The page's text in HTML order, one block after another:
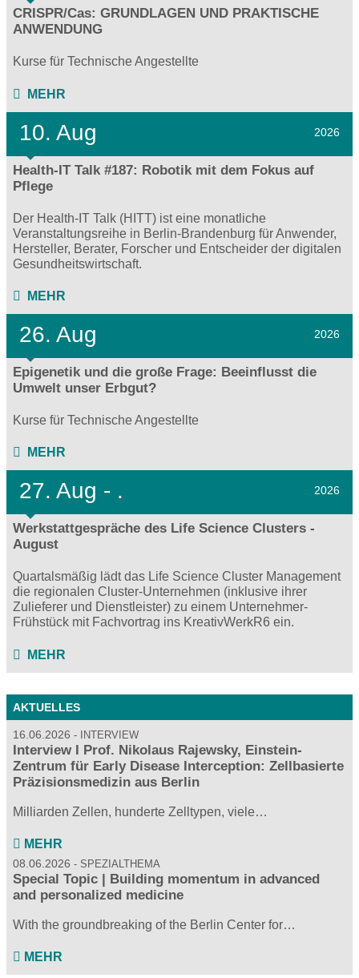
CRISPR/Cas: GRUNDLAGEN UND PRAKTISCHE
ANWENDUNG
Kurse für Technische Angestellte
MEHR
10. Aug 2026
Health-IT Talk #187: Robotik mit dem Fokus auf
Pflege
Der Health-IT Talk (HITT) ist eine monatliche
Veranstaltungsreihe in Berlin-Brandenburg für Anwender,
Hersteller, Berater, Forscher und Entscheider der digitalen
Gesundheitswirtschaft.
MEHR
26. Aug 2026
Epigenetik und die große Frage: Beeinflusst die
Umwelt unser Erbgut?
Kurse für Technische Angestellte
MEHR
27. Aug - . 2026
Werkstattgespräche des Life Science Clusters -
August
Quartalsmäßig lädt das Life Science Cluster Management
die regionalen Cluster-Unternehmen (inklusive ihrer
Zulieferer und Dienstleister) zu einem Unternehmer-
Frühstück mit Fachvortrag ins KreativWerkR6 ein.
MEHR
AKTUELLES
16.06.2026 INTERVIEW
Interview I Prof. Nikolaus Rajewsky, Einstein-
Zentrum für Early Disease Interception: Zellbasierte
Präzisionsmedizin aus Berlin
Milliarden Zellen, hunderte Zelltypen, viele…
MEHR
08.06.2026 SPEZIALTHEMA
Special Topic | Building momentum in advanced
and personalized medicine
With the groundbreaking of the Berlin Center for…
MEHR